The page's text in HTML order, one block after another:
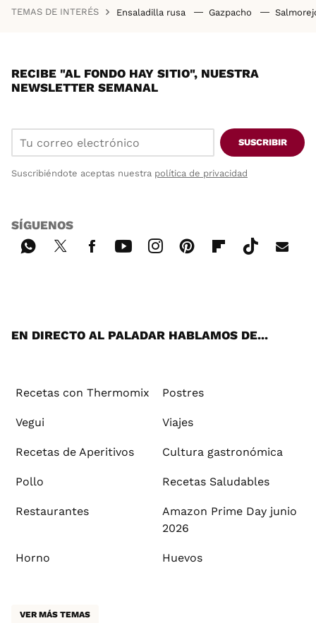
TEMAS DE INTERÉS Ensaladilla rusa Gazpacho
RECIBE "AL FONDO HAY SITIO", NUESTRA
NEWSLETTER SEMANAL
SUSCRIBIR
Suscribiéndote aceptas nuestra política de privacidad
SÍGUENOS
EN DIRECTO AL PALADAR HABLAMOS DE...
Recetas con Thermomix Postres
Vegui Viajes
Recetas de Aperitivos Cultura gastronómica
Pollo Recetas Saludables
Restaurantes
Amazon Prime Day junio
2026
Horno Huevos
VER MÁS TEMAS